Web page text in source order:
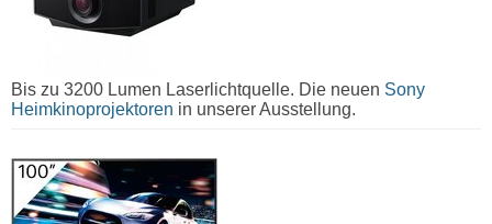
Bis zu 3200 Lumen Laserlichtquelle. Die neuen Sony
Heimkinoprojektoren in unserer Ausstellung.